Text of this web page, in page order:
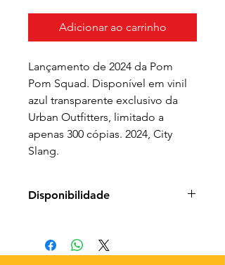
Adicionar ao carrinho
Lançamento de 2024 da Pom
Pom Squad. Disponível em vinil
azul transparente exclusivo da
Urban Outfitters, limitado a
apenas 300 cópias. 2024, City
Slang.
Disponibilidade
a depender da metodologia
escolhida no checkout